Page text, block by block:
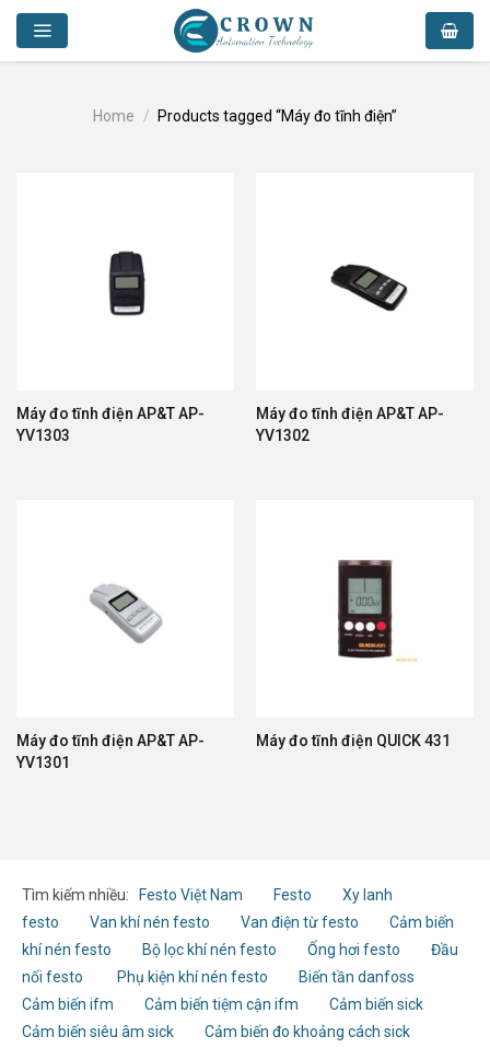
Skip
content
Home / Products tagged “Máy đo tĩnh điện”
Máy đo tĩnh điện AP&T AP-
YV1303
Máy đo tĩnh điện AP&T AP-
YV1302
Máy đo tĩnh điện AP&T AP-
YV1301
Máy đo tĩnh điện QUICK 431
Tìm kiếm nhiều: Festo Việt Nam Festo
Xy lanh
festo
Van khí nén festo Van điện từ festo
Cảm biến
khí nén festo
Bộ lọc khí nén festo Ống hơi festo
Đầu
nối festo
Phụ kiện khí nén festo
Biến tần danfoss
Cảm biến ifm
Cảm biến tiệm cận ifm
Cảm biến sick
Cảm biến siêu âm sick
Cảm biến đo khoảng cách sick